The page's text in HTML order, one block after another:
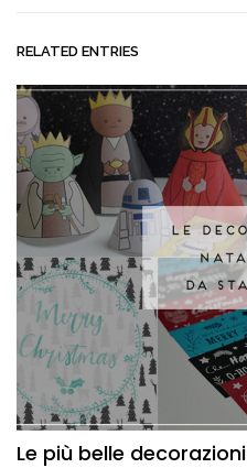
RELATED ENTRIES
Le più belle